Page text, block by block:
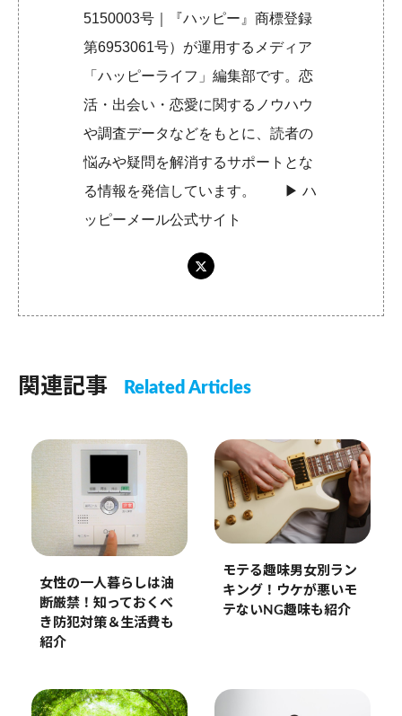
5150003号｜『ハッピー』商標登録
第6953061号）が運用するメディア
「ハッピーライフ」編集部です。恋
活・出会い・恋愛に関するノウハウ
や調査データなどをもとに、読者の
悩みや疑問を解消するサポートとな
る情報を発信しています。 ▶︎ハ
ッピーメール公式サイト
関連記事 Related Articles
女性の一人暮らしは油
断厳禁！知っておくべ
き防犯対策＆生活費も
紹介
モテる趣味男女別ラン
キング！ウケが悪いモ
テないNG趣味も紹介